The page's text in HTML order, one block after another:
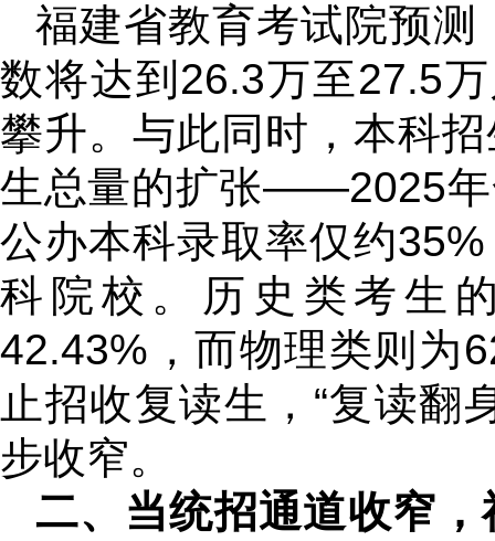
福建省教育考试院预
数将达到26.3万至27.5
攀升。与此同时，本科
生总量的扩张——2025年
公办本科录取率仅约
科院校。历史类考生
42.43%，而物理类则为
止招收复读生，“复读翻
步收窄。
二、当统招通道收窄